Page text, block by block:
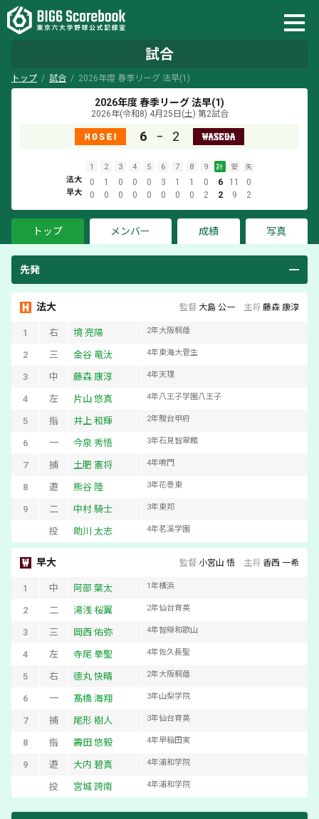
試合
トップ 試合 2026年度 春季リーグ 法早(1)
2026年度 春季リーグ 法早(1)
2026年(令和8) 4月25日(土) 第2試合
6 − 2
1 2 3 4 5 6 7 8 9 計 安 失
法大 0 1 0 0 0 3 1 1 0 6 11 0
早大 0 0 0 0 0 0 0 0 2 2 9 2
トップ メンバー 成績 写真
先発
法大 監督 大島 公一 主将 藤森 康淳
1 右 境 亮陽 2年大阪桐蔭
2 三 金谷 竜汰 4年東海大菅生
3 中 藤森 康淳 4年天理
4 左 片山 悠真 4年八王子学園八王子
5 指 井上 和輝 2年駿台甲府
6 一 今泉 秀悟 3年石見智翠館
7 捕 土肥 憲将 4年鳴門
8 遊 熊谷 陸 3年花巻東
9 二 中村 騎士 3年東邦
投 助川 太志 4年茗溪学園
早大 監督 小宮山 悟 主将 香西 一希
1 中 阿部 葉太 1 年横浜
2 二 湯浅 桜翼 2年仙台育英
3 三 岡西 佑弥 4年智辯和歌山
4 左 寺尾 拳聖 4年佐久長聖
5 右 德丸 快晴 2年大阪桐蔭
6 一 髙橋 海翔 3年山梨学院
7 捕 尾形 樹人 3年仙台育英
8 指 壽田 悠毅 4年早稲田実
9 遊 大内 碧真 4年浦和学院
投 宮城 誇南 4年浦和学院